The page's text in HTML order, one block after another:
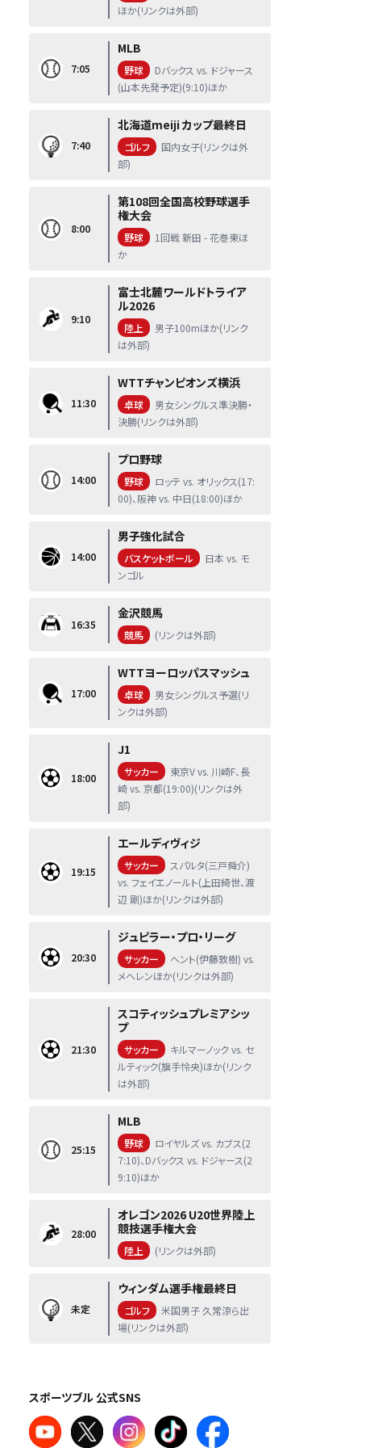
ほか(リンクは外部)
7:05
MLB
野球
Dバックス vs. ドジャース
(山本先発予定)(9:10)ほか
7:40
北海道meiji カップ最終日
ゴルフ
国内女子(リンクは外
部)
8:00
第108回全国高校野球選手
権大会
野球
1回戦 新田 - 花巻東ほ
か
9:10
富士北麓ワールドトライア
ル2026
陸上
男子100mほか(リンク
は外部)
11:30
WTTチャンピオンズ横浜
卓球
男女シングルス準決勝・
決勝(リンクは外部)
14:00
プロ野球
野球
ロッテ vs. オリックス(17:
00)、阪神 vs. 中日(18:00)ほか
14:00
男子強化試合
バスケットボール
日本 vs. モ
ンゴル
16:35
金沢競馬
競馬 (リンクは外部)
17:00
WTTヨーロッパスマッシュ
卓球
男女シングルス予選(リ
ンクは外部)
18:00
J1
サッカー
東京V vs. 川崎F、長
崎 vs. 京都(19:00)(リンクは外
部)
19:15
エールディヴィジ
サッカー
スパルタ(三戸舜介)
vs. フェイエノールト(上田綺世、渡
辺 剛)ほか(リンクは外部)
20:30
ジュピラー・プロ・リーグ
サッカー
ヘント(伊藤敦樹) vs.
メヘレンほか(リンクは外部)
21:30
スコティッシュプレミアシッ
プ
サッカー
キルマーノック vs. セ
ルティック(旗手怜央)ほか(リンク
は外部)
25:15
MLB
野球
ロイヤルズ vs. カブス(2
7:10)、Dバックス vs. ドジャース(2
9:10)ほか
28:00
オレゴン2026 U20世界陸上
競技選手権大会
陸上 (リンクは外部)
未定
ウィンダム選手権最終日
ゴルフ
米国男子 久常涼ら出
場(リンクは外部)
スポーツブル 公式SNS